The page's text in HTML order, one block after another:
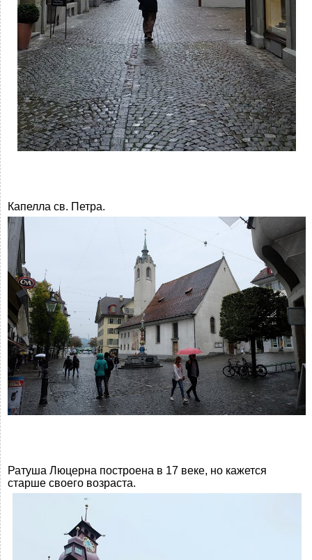
Капелла св. Петра.
Ратуша Люцерна построена в 17 веке, но кажется
старше своего возраста.